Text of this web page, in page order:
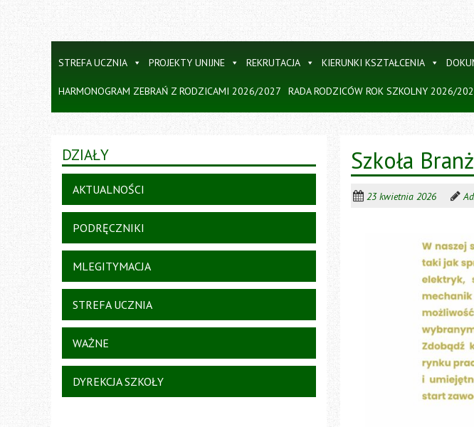
STREFA UCZNIA PROJEKTY UNIJNE REKRUTACJA KIERUNKI KSZTAŁCENIA
HARMONOGRAM ZEBRAŃ Z RODZICAMI 2026/2027 RADA RODZICÓW ROK SZKOLNY 2026/
DZIAŁY
AKTUALNOŚCI
PODRĘCZNIKI
MLEGITYMACJA
STREFA UCZNIA
WAŻNE
DYREKCJA SZKOŁY
Szkoła
23 kwietnia 2026